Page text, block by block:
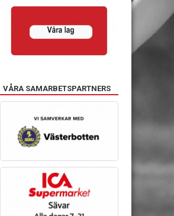
VÅRA SAMARBETSPARTNERS